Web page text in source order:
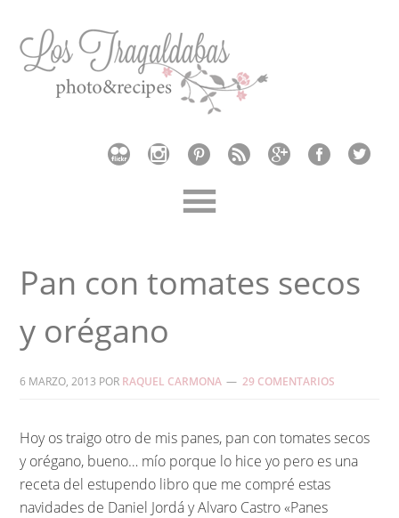
Pan con tomates secos
y orégano
6 MARZO, 2013 POR RAQUEL CARMONA 29 COMENTARIOS
Hoy os traigo otro de mis panes, pan con tomates secos
y orégano, bueno… mío porque lo hice yo pero es una
receta del estupendo libro que me compré estas
navidades de Daniel Jordá y Alvaro Castro «Panes